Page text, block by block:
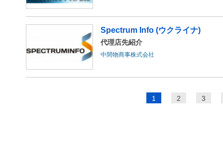
Spectrum Info (ウクライナ)
代理店先紹介
中間物商事株式会社
1 2 3